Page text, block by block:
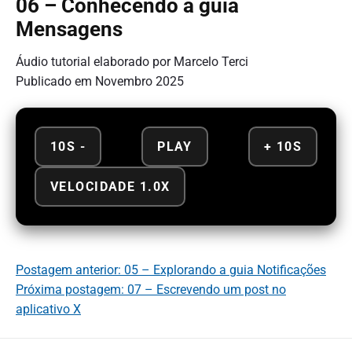
06 – Conhecendo a guia
Mensagens
Áudio tutorial elaborado por Marcelo Terci
Publicado em Novembro 2025
10S - PLAY + 10S
VELOCIDADE 1.0X
Postagem anterior: 05 – Explorando a guia Notificações
Próxima postagem: 07 – Escrevendo um post no
aplicativo X